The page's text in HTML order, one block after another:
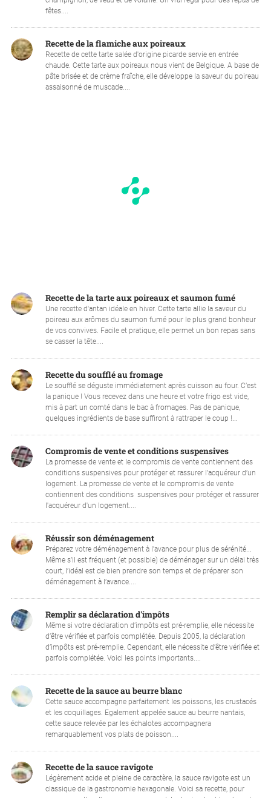
fêtes....
Recette de la flamiche aux poireaux
Recette de cette tarte salée d'origine picarde servie en entrée
chaude. Cette tarte aux poireaux nous vient de Belgique. A base de
pâte brisée et de crème fraîche, elle développe la saveur du poireau
assaisonné de muscade....
Recette de la tarte aux poireaux et saumon fumé
Une recette d'antan idéale en hiver. Cette tarte allie la saveur du
poireau aux arômes du saumon fumé pour le plus grand bonheur
de vos convives. Facile et pratique, elle permet un bon repas sans
se casser la tête....
Recette du soufflé au fromage
Le soufflé se déguste immédiatement après cuisson au four. C’est
la panique ! Vous recevez dans une heure et votre frigo est vide,
mis à part un comté dans le bac à fromages. Pas de panique,
quelques ingrédients de base suffiront à rattraper le coup !...
Compromis de vente et conditions suspensives
La promesse de vente et le compromis de vente contiennent des
conditions suspensives pour protéger et rassurer l’acquéreur d’un
logement. La promesse de vente et le compromis de vente
contiennent des conditions suspensives pour protéger et rassurer
l'acquéreur d'un logement....
Réussir son déménagement
Préparez votre déménagement à l'avance pour plus de sérénité...
Même s’il est fréquent (et possible) de déménager sur un délai très
court, l’idéal est de bien prendre son temps et de préparer son
déménagement à l’avance....
Remplir sa déclaration d'impôts
Même si votre déclaration d’impôts est pré-remplie, elle nécessite
d’être vérifiée et parfois complétée. Depuis 2005, la déclaration
d’impôts est pré-remplie. Cependant, elle nécessite d’être vérifiée et
parfois complétée. Voici les points importants....
Recette de la sauce au beurre blanc
Cette sauce accompagne parfaitement les poissons, les crustacés
et les coquillages. Egalement appelée sauce au beurre nantais,
cette sauce relevée par les échalotes accompagnera
remarquablement vos plats de poisson....
Recette de la sauce ravigote
Légèrement acide et pleine de caractère, la sauce ravigote est un
classique de la gastronomie hexagonale. Voici sa recette, pour